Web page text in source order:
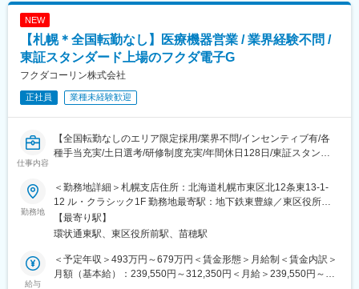
・人工関節領域（ヒップ・ニー領域）
多くの製品が欧米人の体格に合わせて作成されているのに対し
て、同社製品は台湾で製造されているためアジア人の骨格にフィ
ットする点が医師、患者様に喜ばれています。また、非常に丁寧
に作られているため、その点も高い評価を受けています。
■組織
リーのMTG実施など、社員間でのコミュニケーションもしっかり
とれる環境です。
・残業有無含めすべて裁量にお任せしております
■研修等について
ご入社後1週間程度まず製品について学んでいただきます。その後
■同社について
NEW
【札幌＊全国転勤なし】医療機器営業 / 業界経験不問 /
東証スタンダード上場のフクダ電子G
フクダコーリン株式会社
正社員 業種未経験歓迎
仕事内容
【全国転勤なしのエリア限定採用/業界不問/インセンティブ有/各
種手当充実/土日選考/研修制度充実/年間休日128日/東証スタンダ
■業務概要：
東証スタンダード市場に上場しているフクダ電子株式会社のグル
ープ企業である当社にて、医療機器の提案営業に従事していただ
きます。ドクターや代理店との密なコミュニケーションや、良好
な関係構築を重要視する営業スタイルです。
■詳細イメージ：
勤務地
＜勤務地詳細＞札幌支店住所：北海道札幌市東区北12条東13-1-
12 ル・クラシック1F 勤務地最寄駅：地下鉄東豊線／東区役所前
駅受動喫煙対策：屋内全面禁煙変更の範囲：会社の定める事業所
（リモートワーク含む）
【最寄り駅】
環状通東駅、東区役所前駅、苗穂駅
給与
＜予定年収＞493万円～679万円＜賃金形態＞月給制＜賃金内訳＞
月額（基本給）：239,550円～312,350円＜月給＞239,550円～